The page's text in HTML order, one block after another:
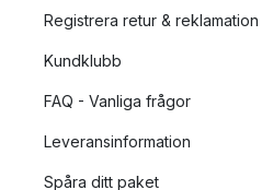
Registrera retur & reklamation
Kundklubb
FAQ - Vanliga frågor
Leveransinformation
Spåra ditt paket